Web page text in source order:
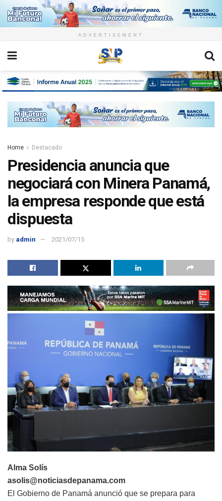
ADVERTISEMENT
Home Destacado
Presidencia anuncia que
negociará con Minera Panamá,
la empresa responde que está
dispuesta
by admin 2021/07/15
Alma Solís
asolis@noticiasdepanama.com
El Gobierno de Panamá anunció que se prepara para